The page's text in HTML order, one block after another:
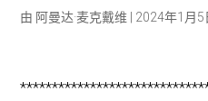
由 阿曼达·麦克戴维 2024年1月5